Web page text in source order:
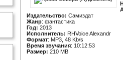
Издательство: Самиздат
Жанр: фантастика
Год: 2013
Исполнитель: RHVoice Alexandr
Формат: MP3, 48 Kb/s
Время звучания: 10:12:53
Размер: 210 MB